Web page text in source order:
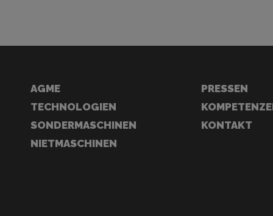
AGME
TECHNOLOGIEN
SONDERMASCHINEN
NIETMASCHINEN
PRESSEN
KONTAKT